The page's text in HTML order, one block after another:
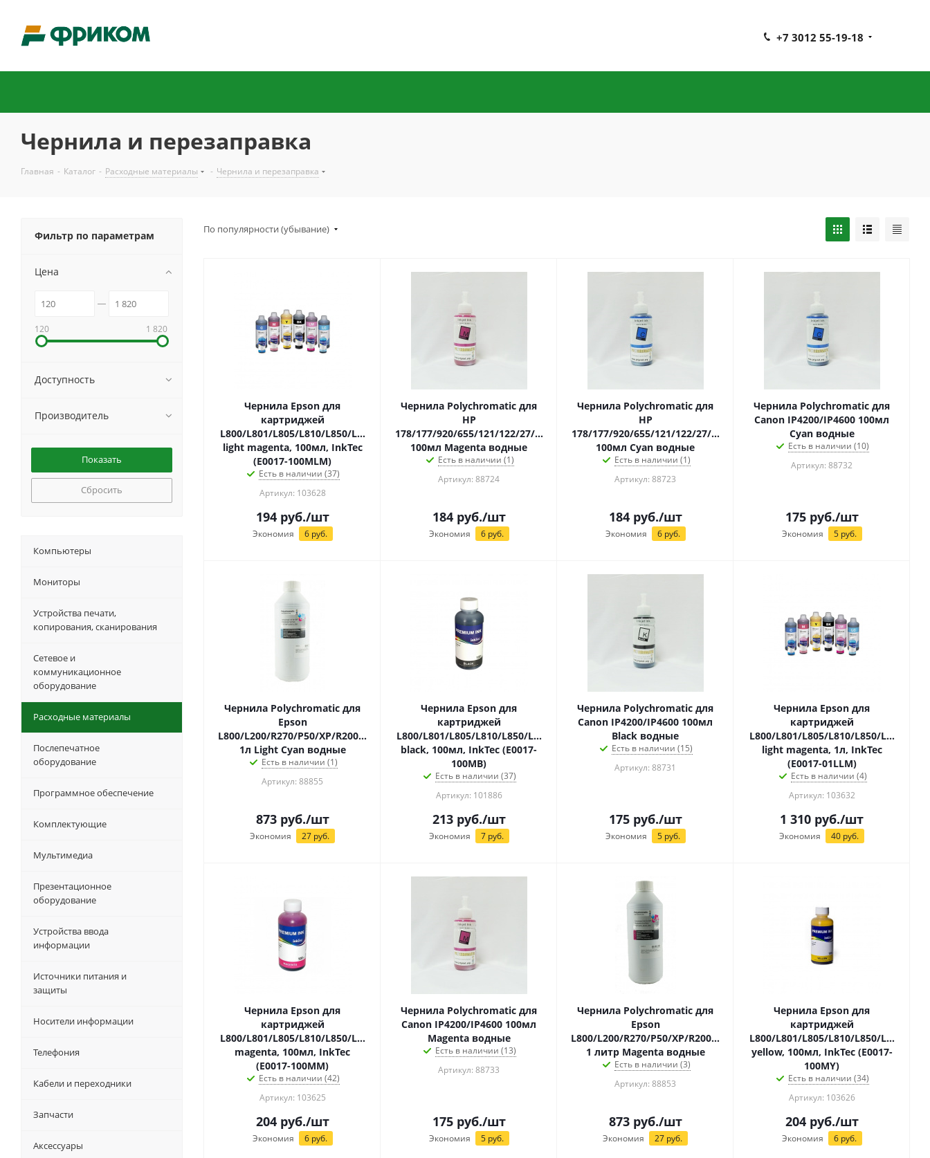
+7 3012 55-19-18
Чернила и перезаправка
Главная - Каталог - Расходные материалы - Чернила и перезаправка
По популярности (убывание)
Чернила Epson для
картриджей
L800/L801/L805/L810/L850/L1800
light magenta, 100мл, InkTec
(E0017-100MLM)
Есть в наличии (37)
Артикул: 103628
194руб./шт
Экономия 6руб.
Чернила Polychromatic для
HP
178/177/920/655/121/122/27/28
100мл Magenta водные
Есть в наличии (1)
Артикул: 88724
184руб./шт
Экономия 6руб.
Чернила Polychromatic для
HP
178/177/920/655/121/122/27/28
100мл Cyan водные
Есть в наличии (1)
Артикул: 88723
184руб./шт
Экономия 6руб.
Чернила Polychromatic для
Canon IP4200/IP4600 100мл
Cyan водные
Есть в наличии (10)
Артикул: 88732
175руб./шт
Экономия 5руб.
Чернила Polychromatic для
Epson
L800/L200/R270/P50/XP/R200/C79/C67
1л Light Cyan водные
Есть в наличии (1)
Артикул: 88855
873руб./шт
Экономия 27 руб.
Чернила Epson для
картриджей
L800/L801/L805/L810/L850/L1800
black, 100мл, InkTec (E0017-
100MB)
Есть в наличии (37)
Артикул: 101886
213руб./шт
Экономия 7руб.
Чернила Polychromatic для
Canon IP4200/IP4600 100мл
Black водные
Есть в наличии (15)
Артикул: 88731
175руб./шт
Экономия 5руб.
Чернила Epson для
картриджей
L800/L801/L805/L810/L850/L1800
light magenta, 1л, InkTec
(E0017-01LLM)
Есть в наличии (4)
Артикул: 103632
1 310 руб./шт
Экономия 40 руб.
Чернила Epson для
картриджей
L800/L801/L805/L810/L850/L1800
magenta, 100мл, InkTec
(E0017-100MM)
Есть в наличии (42)
Артикул: 103625
204руб./шт
Экономия 6руб.
Чернила Polychromatic для
Canon IP4200/IP4600 100мл
Magenta водные
Есть в наличии (13)
Артикул: 88733
175руб./шт
Экономия 5руб.
Чернила Polychromatic для
Epson
L800/L200/R270/P50/XP/R200/C79/C67
1 литр Magenta водные
Есть в наличии (3)
Артикул: 88853
873руб./шт
Экономия 27 руб.
Чернила Epson для
картриджей
L800/L801/L805/L810/L850/L1800
yellow, 100мл, InkTec (E0017-
100MY)
Есть в наличии (34)
Артикул: 103626
204руб./шт
Экономия 6руб.
Фильтр по параметрам
Цена
120 1 820
Доступность
Производитель
Сбросить
Компьютеры
Мониторы
Устройства печати,
копирования, сканирования
Сетевое и
коммуникационное
оборудование
Расходные материалы
Послепечатное
оборудование
Программное обеспечение
Комплектующие
Мультимедиа
Презентационное
оборудование
Устройства ввода
информации
Источники питания и
защиты
Носители информации
Телефония
Кабели и переходники
Запчасти
Аксессуары